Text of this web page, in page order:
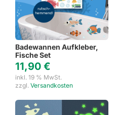
Badewannen Aufkleber,
Fische Set
11,90 €
inkl. 19 % MwSt.
zzgl. Versandkosten